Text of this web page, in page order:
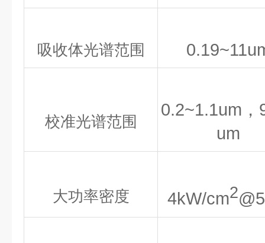
吸收体光谱范围
校准光谱范围
0.2~1.1um，
um
大功率密度 4kW/cm2